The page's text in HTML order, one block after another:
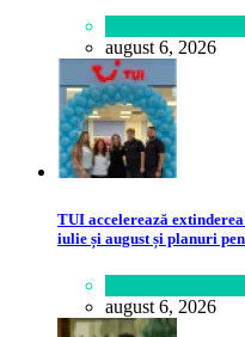
august 6, 2026
TUI accelerează
iulie și august și planuri
august 6, 2026